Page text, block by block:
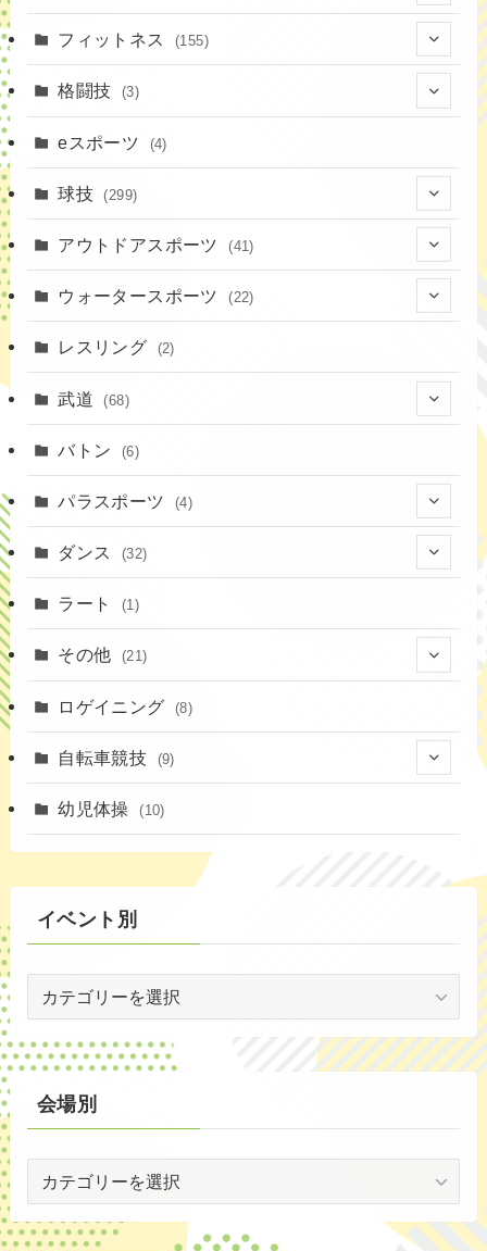
(6)
フィットネス (155)
(16)
(37)
(18)
(52)
格闘技 (3)
(3)
eスポーツ (4)
球技 (299)
(20)
(14)
(10)
(16)
(12)
(3)
(14)
(4)
(20)
(53)
(19)
(1)
(5)
(29)
アウトドアスポーツ (41)
(4)
(8)
ウォータースポーツ (22)
(7)
(15)
レスリング (2)
武道 (68)
(23)
(16)
(6)
バトン (6)
パラスポーツ (4)
ダンス (32)
(3)
(2)
ラート (1)
その他 (21)
(4)
ロゲイニング (8)
自転車競技 (9)
幼児体操 (10)
イベント別
ン
ト
別
会場別
別